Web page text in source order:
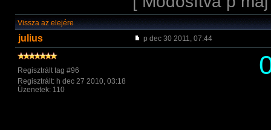
Vissza az elejére
julius p dec 30 2011, 07:44
Regisztrált tag #96
Regisztrált: h dec 27 2010, 03:18
Üzenetek: 110